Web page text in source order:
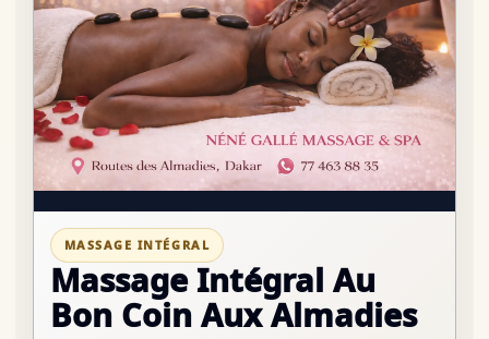
MASSAGE INTÉGRAL
Massage Intégral Au
Bon Coin Aux Almadies